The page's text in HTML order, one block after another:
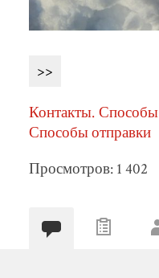
>>
Контакты.
Способы отправки
Просмотров: 1 402